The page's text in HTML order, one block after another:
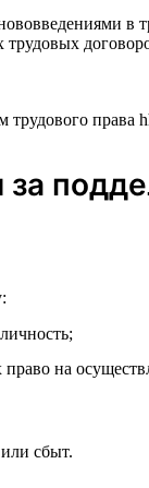
в
трудового права
на
сбыт.